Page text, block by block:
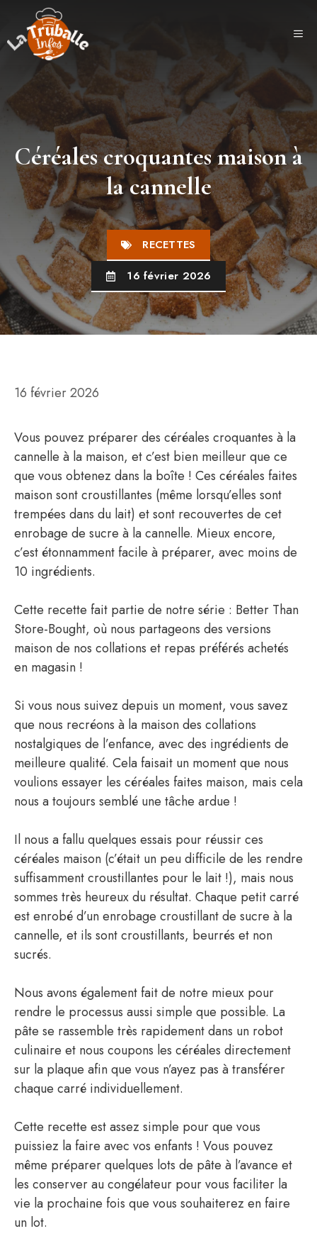
contenu
Céréales croquantes maison à
la cannelle
RECETTES
16 février 2026
16 février 2026
Vous pouvez préparer des céréales croquantes à la
cannelle à la maison, et c’est bien meilleur que ce
que vous obtenez dans la boîte ! Ces céréales faites
maison sont croustillantes (même lorsqu’elles sont
trempées dans du lait) et sont recouvertes de cet
enrobage de sucre à la cannelle. Mieux encore,
c’est étonnamment facile à préparer, avec moins de
10 ingrédients.
Cette recette fait partie de notre série : Better Than
Store-Bought, où nous partageons des versions
maison de nos collations et repas préférés achetés
en magasin !
Si vous nous suivez depuis un moment, vous savez
que nous recréons à la maison des collations
nostalgiques de l’enfance, avec des ingrédients de
meilleure qualité. Cela faisait un moment que nous
voulions essayer les céréales faites maison, mais cela
nous a toujours semblé une tâche ardue !
Il nous a fallu quelques essais pour réussir ces
céréales maison (c’était un peu difficile de les rendre
suffisamment croustillantes pour le lait !), mais nous
sommes très heureux du résultat. Chaque petit carré
est enrobé d’un enrobage croustillant de sucre à la
cannelle, et ils sont croustillants, beurrés et non
sucrés.
Nous avons également fait de notre mieux pour
rendre le processus aussi simple que possible. La
pâte se rassemble très rapidement dans un robot
culinaire et nous coupons les céréales directement
sur la plaque afin que vous n’ayez pas à transférer
chaque carré individuellement.
Cette recette est assez simple pour que vous
puissiez la faire avec vos enfants ! Vous pouvez
même préparer quelques lots de pâte à l’avance et
les conserver au congélateur pour vous faciliter la
vie la prochaine fois que vous souhaiterez en faire
un lot.